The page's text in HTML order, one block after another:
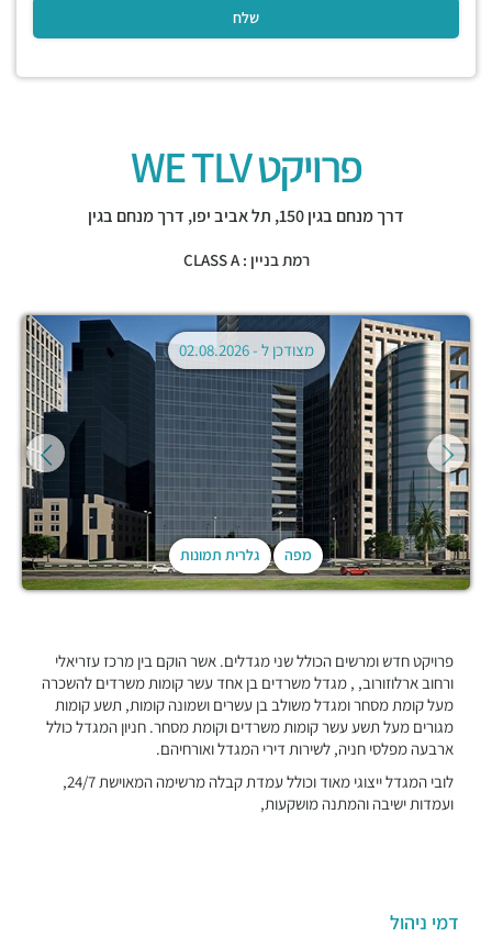
פרויקט WE TLV
דרך מנחם בגין 150, תל אביב יפו, דרך מנחם בגין
רמת בניין : CLASS A
מפה גלרית תמונות
מצודכן ל -02.08.2026
פרויקט חדש ומרשים הכולל שני מגדלים. אשר הוקם בין מרכז עזריאלי
ורחוב ארלוזורוב, , מגדל משרדים בן אחד עשר קומות משרדים להשכרה
מעל קומת מסחר ומגדל משולב בן עשרים ושמונה קומות, תשע קומות
מגורים מעל תשע עשר קומות משרדים וקומת מסחר. חניון המגדל כולל
ארבעה מפלסי חניה, לשירות דירי המגדל ואורחיהם.
לובי המגדל ייצוגי מאוד וכולל עמדת קבלה מרשימה המאוישת 24/7,
ועמדות ישיבה והמתנה מושקעות,
דמי ניהול